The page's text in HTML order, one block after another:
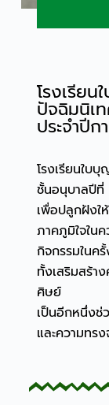
โรงเรีย
ปัจฉิมนิเ
ประจำปี
โรงเรียนใบ
ชั้นอนุบาลปีที่
เพื่อปลูกฝังใ
ภาคภูมิใจใน
กิจกรรมในค
ทั้งเสริมสร้า
ศิษย์
เป็นอีกหนึ่งช่
และความทร